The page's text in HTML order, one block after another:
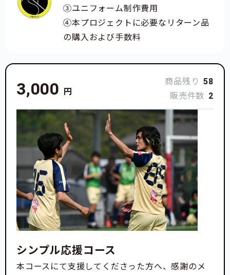
③ユニフォーム制作費用
④本プロジェクトに必要なリターン品
の購入および手数料
3,000 円
商品残り 58
販売件数 2
シンプル応援コース
本コースにて支援してくださった方へ、感謝のメ